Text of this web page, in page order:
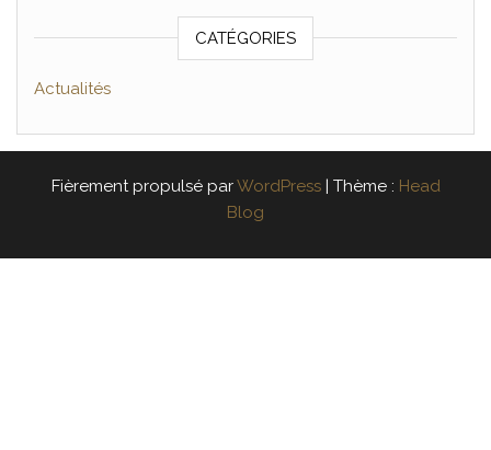
CATÉGORIES
Actualités
Fièrement propulsé parWordPress Thème : Head
Blog